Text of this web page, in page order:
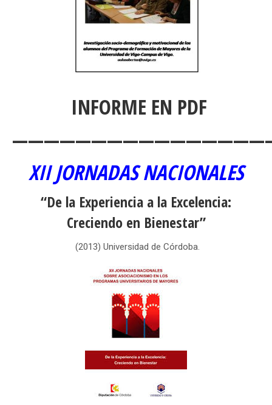
INFORME EN PDF
XII JORNADAS NACIONALES
“De la Experiencia a la Excelencia:
Creciendo en Bienestar”
(2013) Universidad de Córdoba.